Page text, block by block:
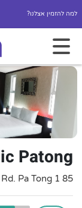
למה להזמין אצלנו?
Patong
85 1 Rat U Thit 200 Pee Rd. Pa Tong מחוז קאטו פוקט